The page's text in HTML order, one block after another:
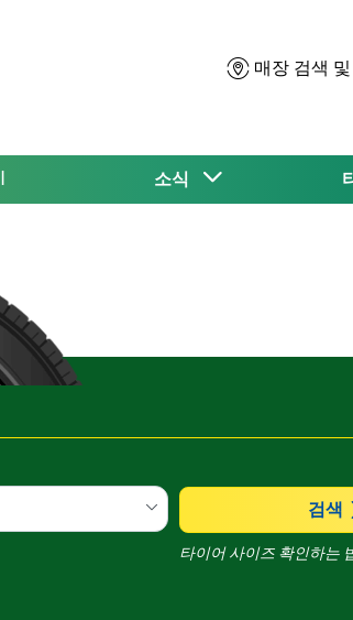
매장 검색
소식
검색
타이어 사이즈 확인하는